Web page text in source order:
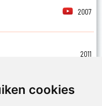
cookies
2007
2011
overdoen